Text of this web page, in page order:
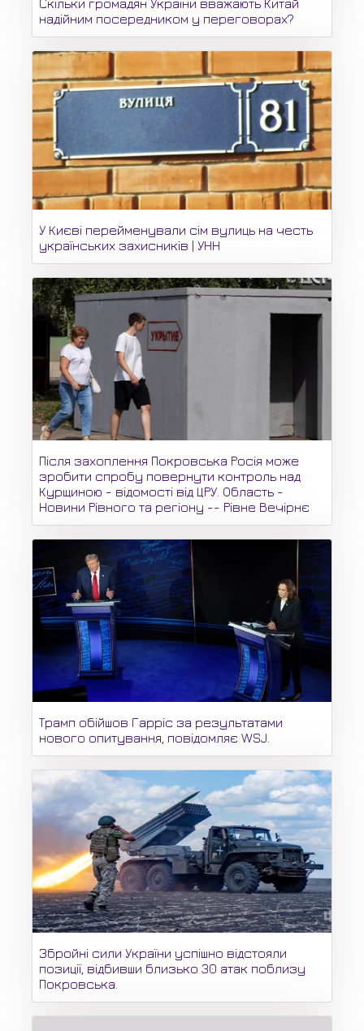
Скільки громадян України вважають Китай
надійним посередником у переговорах?
У Києві перейменували сім вулиць на честь
українських захисників | УНН
Після захоплення Покровська Росія може
зробити спробу повернути контроль над
Курщиною - відомості від ЦРУ. Область -
Новини Рівного та регіону -- Рівне Вечірнє
Трамп обійшов Гарріс за результатами
нового опитування, повідомляє WSJ.
Збройні сили України успішно відстояли
позиції, відбивши близько 30 атак поблизу
Покровська.